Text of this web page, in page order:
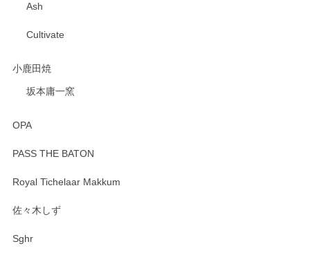
Ash
Cultivate
小鹿田焼
坂本庸一窯
OPA
PASS THE BATON
Royal Tichelaar Makkum
佐々木しず
Sghr